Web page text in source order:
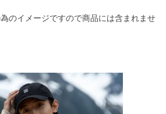
のイメージですので商品には含まれませ